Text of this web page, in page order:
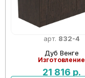
арт. 832-4
Дуб Венге
Изготовление
21 816 р.